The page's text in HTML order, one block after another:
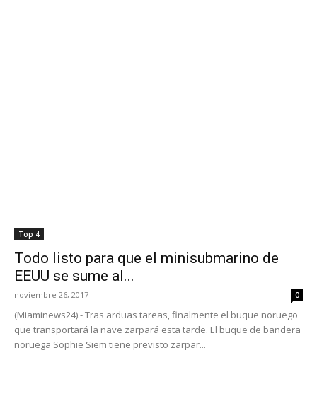
Top 4
Todo listo para que el minisubmarino de
EEUU se sume al...
noviembre 26, 2017 0
(Miaminews24).- Tras arduas tareas, finalmente el buque noruego
que transportará la nave zarpará esta tarde. El buque de bandera
noruega Sophie Siem tiene previsto zarpar...